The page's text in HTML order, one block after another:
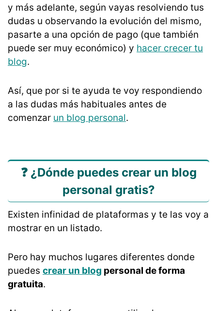
y más adelante, según vayas resolviendo tus
dudas u observando la evolución del mismo,
pasarte a una opción de pago (que también
puede ser muy económico) y hacer crecer tu
blog.
Así, que por si te ayuda te voy respondiendo
a las dudas más habituales antes de
comenzar un blog personal.
❓ ¿Dónde puedes crear un blog
personal gratis?
Existen infinidad de plataformas y te las voy a
mostrar en un listado.
Pero hay muchos lugares diferentes donde
puedes crear un blog personal de forma
gratuita.